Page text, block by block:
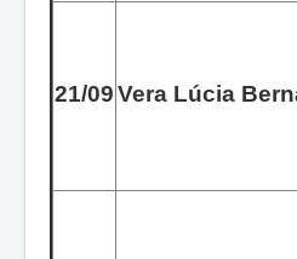
21/09Vera Lúcia